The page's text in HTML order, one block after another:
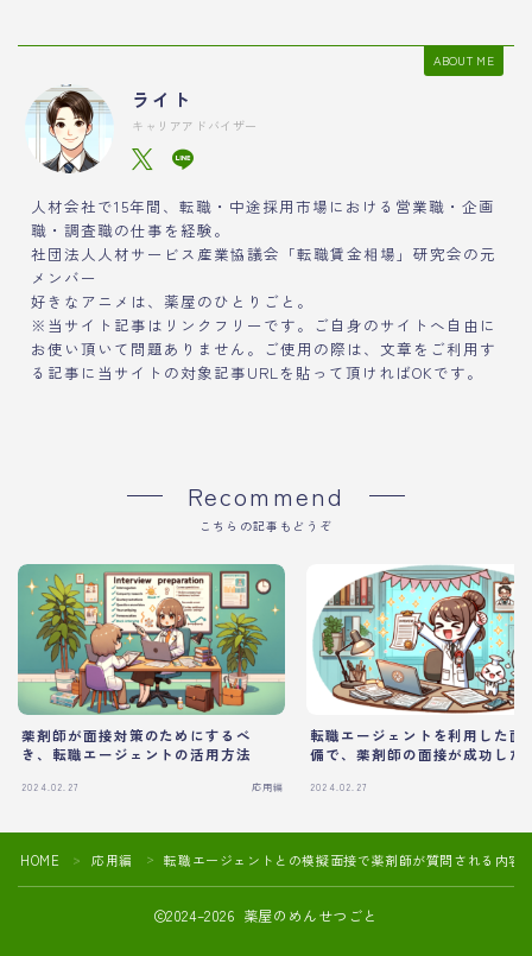
ABOUT ME
ライト
キャリアアドバイザー
人材会社で15年間、転職・中途採用市場における営業職・企画
職・調査職の仕事を経験。
社団法人人材サービス産業協議会「転職賃金相場」研究会の元
メンバー
好きなアニメは、薬屋のひとりごと。
※当サイト記事はリンクフリーです。ご自身のサイトへ自由に
お使い頂いて問題ありません。ご使用の際は、文章をご利用す
る記事に当サイトの対象記事URLを貼って頂ければOKです。
Recommend
こちらの記事もどうぞ
薬剤師が面接対策のためにするべ
き、転職エージェントの活用方法
2024.02.27 応用編
転職エージェントを利用した面
備で、薬剤師の面接が成功した
2024.02.27
HOME ＞ 応用編 ＞ 転職エージェントとの模擬面接で薬剤師が質問される内容
2024–2026 薬屋のめんせつごと